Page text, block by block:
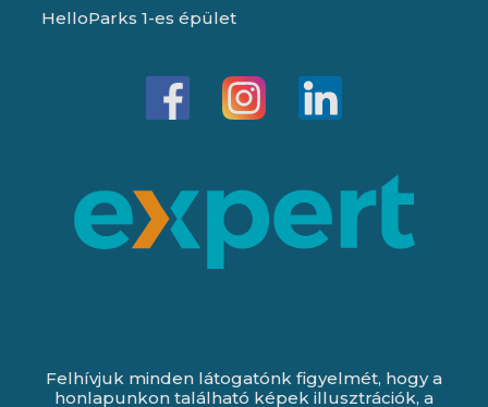
HelloParks 1-es épület
Felhívjuk minden látogatónk figyelmét, hogy a
honlapunkon található képek illusztrációk, a